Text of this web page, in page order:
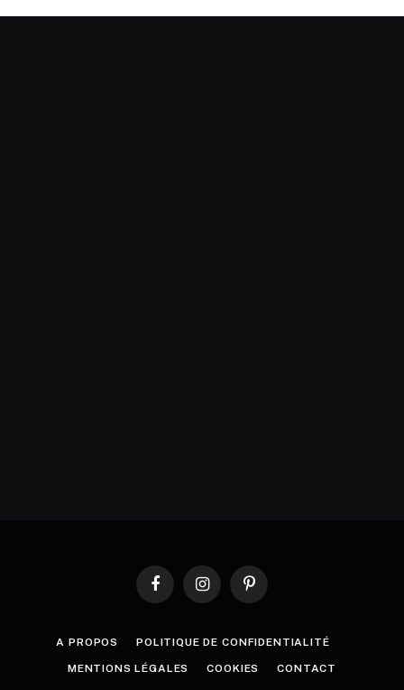
FacebookInstagramPinterest
A PROPOS POLITIQUE DE CONFIDENTIALITÉ
MENTIONS LÉGALES COOKIES CONTACT